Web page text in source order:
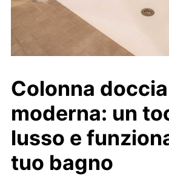
Colonna doccia
moderna: un
lusso e
tuo bagno